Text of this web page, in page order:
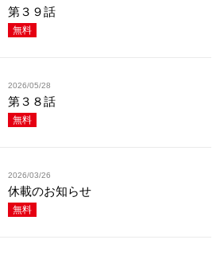
第３９話
無料
2026/05/28
第３８話
無料
2026/03/26
休載のお知らせ
無料